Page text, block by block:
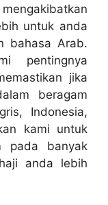
untuk anda
bahasa Arab.
pentingnya
jika
beragam
Indonesia,
kami untuk
pada banyak
anda lebih